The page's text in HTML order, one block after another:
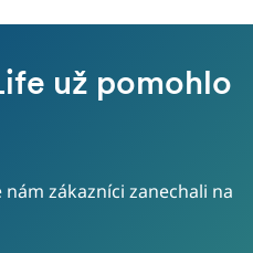
už pomohlo
zákazníci zanechali na